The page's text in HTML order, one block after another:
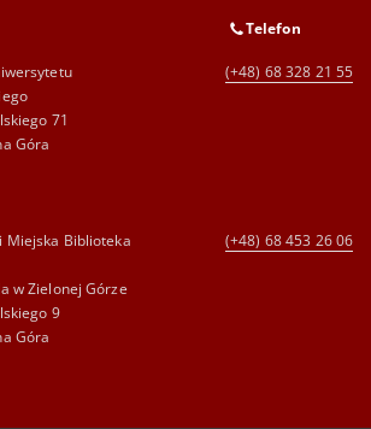
71
Góra
Telefon
(+48) 68 328 21 55
Miejska Biblioteka
w Zielonej Górze
9
Góra
(+48) 68 453 26 06